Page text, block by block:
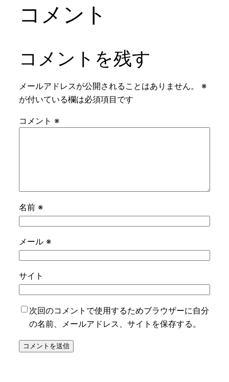
コメント
コメントを残す
メールアドレスが公開されることはありません。
※
が付いている欄は必須項目です
コメント ※
名前 ※
メール ※
サイト
次回のコメントで使用するためブラウザーに自分
の名前、メールアドレス、サイトを保存する。